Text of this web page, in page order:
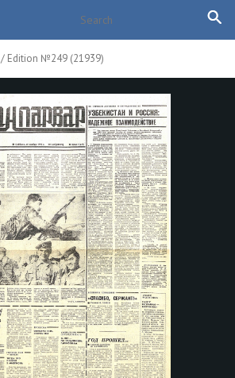
/ Edition №249 (21939)